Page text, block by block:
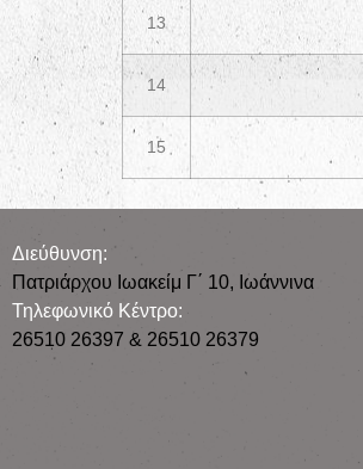
13
14
15
Διεύθυνση:
Πατριάρχου Ιωακείμ Γ΄ 10, Iωάννινα
Τηλεφωνικό Κέντρο:
26510 26397 & 26510 26379